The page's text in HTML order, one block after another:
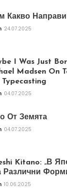
Какво
24.07.2025
I Was Just
Madsen On
Typecasting
04.07.2025
От Земята
04.07.2025
Kitano: „В
Различни
10.06.2025